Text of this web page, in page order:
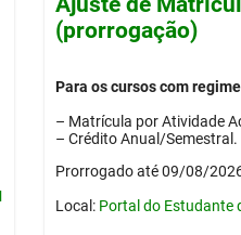
(prorrogação)
Para os cursos com
– Matrícula por Atividade
– Crédito Anual/Semestral.
Prorrogado até 09/08/
Local: Portal do Estudante